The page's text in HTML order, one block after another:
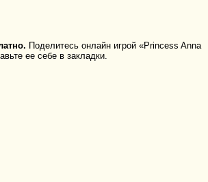
Поделитесь онлайн игрой «Princess Anna
ее себе в закладки.